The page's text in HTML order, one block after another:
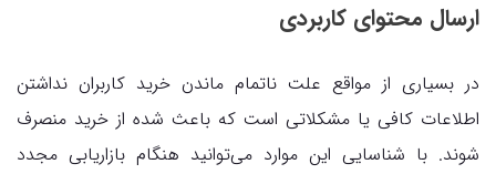
ارسال محتوای کاربردی
در بسیاری از مواقع علت ناتمام ماندن خرید کاربران نداشتن
اطلاعات کافی یا مشکلاتی است که باعث شده از خرید منصرف
شوند. با شناسایی این موارد می‌توانید هنگام بازاریابی مجدد